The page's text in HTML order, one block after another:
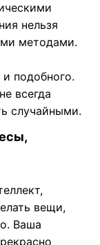
нельзя
методами.
подобного.
всегда
случайными.
вещи,
Ваша